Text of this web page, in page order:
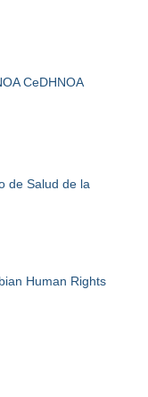
CeDHNOA
de Salud de la
Human Rights